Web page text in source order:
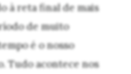
à reta final de mais
de muito
é o nosso
Tudo acontece nos